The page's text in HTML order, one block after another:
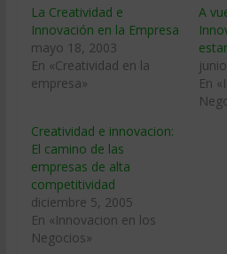
La Creatividad e
Innovación en la Empresa
mayo 18, 2003
En «Creatividad en la
empresa»
A
En
Creatividad e innovacion:
El camino de las
empresas de alta
competitividad
diciembre 5, 2005
En «Innovacion en los
Negocios»